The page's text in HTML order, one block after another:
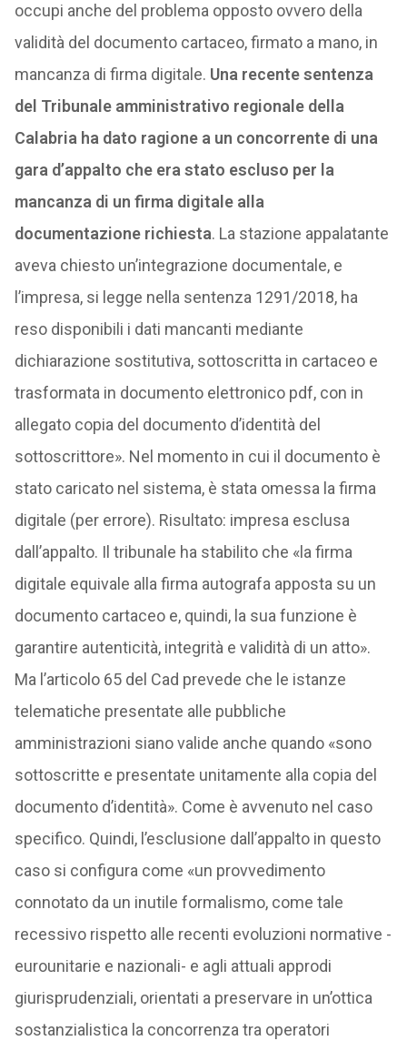
occupi anche del problema opposto ovvero della
validità del documento cartaceo, firmato a mano, in
mancanza di firma digitale. Una recente sentenza
del Tribunale amministrativo regionale della
Calabria ha dato ragione a un concorrente di una
gara d’appalto che era stato escluso per la
mancanza di un firma digitale alla
documentazione richiesta. La stazione appalatante
aveva chiesto un’integrazione documentale, e
l’impresa, si legge nella sentenza 1291/2018, ha
reso disponibili i dati mancanti mediante
dichiarazione sostitutiva, sottoscritta in cartaceo e
trasformata in documento elettronico pdf, con in
allegato copia del documento d’identità del
sottoscrittore». Nel momento in cui il documento è
stato caricato nel sistema, è stata omessa la firma
digitale (per errore). Risultato: impresa esclusa
dall’appalto. Il tribunale ha stabilito che «la firma
digitale equivale alla firma autografa apposta su un
documento cartaceo e, quindi, la sua funzione è
garantire autenticità, integrità e validità di un atto».
Ma l’articolo 65 del Cad prevede che le istanze
telematiche presentate alle pubbliche
amministrazioni siano valide anche quando «sono
sottoscritte e presentate unitamente alla copia del
documento d’identità». Come è avvenuto nel caso
specifico. Quindi, l’esclusione dall’appalto in questo
caso si configura come «un provvedimento
connotato da un inutile formalismo, come tale
recessivo rispetto alle recenti evoluzioni normative -
eurounitarie e nazionali- e agli attuali approdi
giurisprudenziali, orientati a preservare in un’ottica
sostanzialistica la concorrenza tra operatori